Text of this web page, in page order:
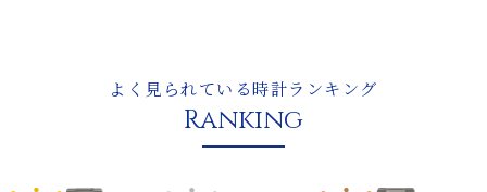
よく見られている時計ランキング
Ranking